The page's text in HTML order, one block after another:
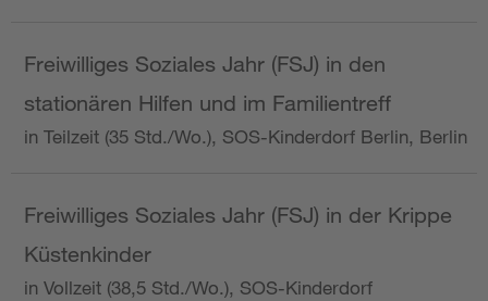
Freiwilliges Soziales Jahr (FSJ) in den
stationären Hilfen und im Familientreff
in Teilzeit (35 Std./Wo.), SOS-Kinderdorf Berlin, Berlin
Freiwilliges Soziales Jahr (FSJ) in der Krippe
Küstenkinder
in Vollzeit (38,5 Std./Wo.), SOS-Kinderdorf